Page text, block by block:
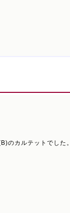
カルテットでした。